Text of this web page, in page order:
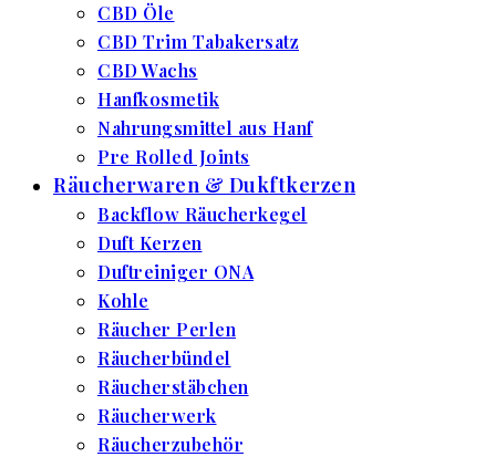
CBD Öle
CBD Trim Tabakersatz
CBD Wachs
Hanfkosmetik
Nahrungsmittel aus Hanf
Pre Rolled Joints
Räucherwaren & Dukftkerzen
Backflow Räucherkegel
Duft Kerzen
Duftreiniger ONA
Kohle
Räucher Perlen
Räucherbündel
Räucherstäbchen
Räucherwerk
Räucherzubehör